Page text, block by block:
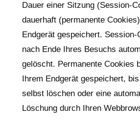
Dauer einer Sitzung (Session-
dauerhaft (permanente
Endgerät gespeichert. Session-
nach Ende Ihres Besuchs
gelöscht. Permanente Cookies
Ihrem Endgerät gespeichert,
selbst löschen oder eine
Löschung durch Ihren